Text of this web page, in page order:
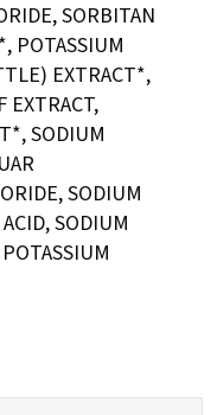
SORBITAN
POTASSIUM
EXTRACT*,
EXTRACT,
SODIUM
SODIUM
SODIUM